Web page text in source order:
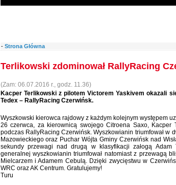
- Strona Główna
Terlikowski zdominował RallyRacing
(Zam: 06.07.2016 r., godz. 11.36)
Kacper Terlikowski z pilotem Victorem Yaskivem okazali
Tedex – RallyRacing Czerwińsk.
Wyszkowski kierowca rajdowy z każdym kolejnym występem
26 czerwca, za kierownicą swojego Citroena Saxo, Kacper
podczas RallyRacing Czerwińsk. Wyszkowianin triumfował w
Mazowieckiego oraz Puchar Wójta Gminy Czerwińsk nad
sekundy przewagi nad drugą w klasyfikacji załogą
generalnej wyszkowianin triumfował natomiast z przewagą
Mielcarzem i Adamem Cebulą. Dzięki zwycięstwu w
WRC oraz AK Centrum. Gratulujemy!
Turu